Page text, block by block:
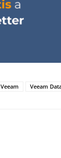
Veeam Veeam